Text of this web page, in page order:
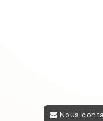
Nous